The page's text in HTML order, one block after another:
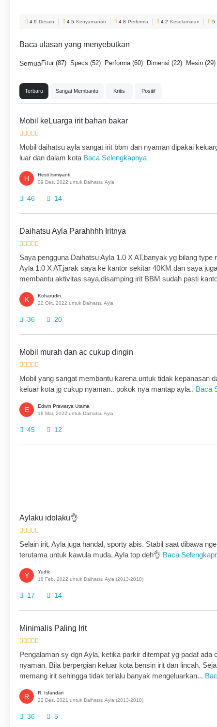
4.9 Desain 4.5 Kenyamanan 4.8 Performa 4.2 Keselamatan 5
Baca ulasan yang menyebutkan
Semua Fitur (87) Specs (52) Performa (60) Dimensi (22) Mesin (29)
Terbaru Sangat Membantu Kritis Positif
Mobil keLuarga irit bahan bakar
Mobil daihatsu ayla sangat irit bbm dan nyaman dipakai
luar dan dalam kota Baca Selengkapnya
H
Hesti lismiyanti
09 Des, 2022 untuk Daihatsu Ayla
46 14
Daihatsu Ayla Parahhhh Iritnya
Saya pengguna Daihatsu Ayla 1.0 X AT,banyak yg bilang
Ayla 1.0 X AT,jarak saya ke kantor sekitar 40KM dan saya
membantu aktivitas saya,disamping irit BBM sudah pasti
K
Koharudin
22 Okt, 2022 untuk Daihatsu Ayla
36 20
Mobil murah dan ac cukup dingin
Mobil yang sangat membantu karena untuk tidak kepanasan
keluar kota jg cukup nyaman.. pokok nya mantap ayla.. Baca
E
Edwin Prawatya Utama
18 Mar, 2022 untuk Daihatsu Ayla
45 12
Aylaku idolaku👌
Selain irit, Ayla juga handal, sporty abis. Stabil saat dibawa
terutama untuk kawula muda, Ayla top deh👌 Baca
Y
Yudik
18 Feb, 2022 untuk Daihatsu Ayla (2013-2018)
17 14
Minimalis Paling Irit
Pengalaman sy dgn Ayla, ketika parkir ditempat yg padat
nyaman. Bila berpergian keluar kota bensin irit dan lincah.
memang irit sehingga tidak terlalu banyak mengeluarkan...
R
R. Isfandari
22 Des, 2021 untuk Daihatsu Ayla (2013-2018)
36 5